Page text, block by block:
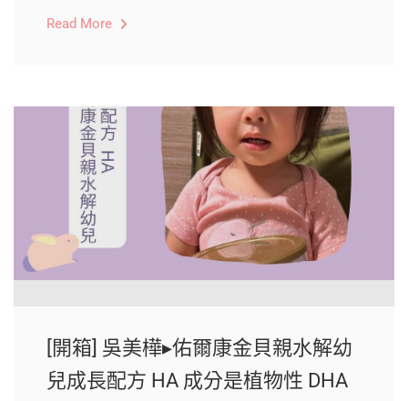
Read More
[開箱] 吳美樺▸佑爾康金貝親水解幼
兒成長配方 HA 成分是植物性 DHA